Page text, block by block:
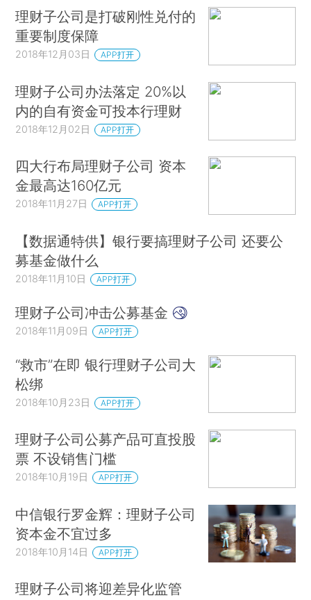
理财子公司是打破刚性兑付的
重要制度保障
2018年12月03日 APP打开
理财子公司办法落定 20%以
内的自有资金可投本行理财
2018年12月02日 APP打开
四大行布局理财子公司 资本
金最高达160亿元
2018年11月27日 APP打开
【数据通特供】银行要搞理财子公司 还要公
募基金做什么
2018年11月10日 APP打开
理财子公司冲击公募基金
2018年11月09日 APP打开
“救市”在即 银行理财子公司大
松绑
2018年10月23日 APP打开
理财子公司公募产品可直投股
票 不设销售门槛
2018年10月19日 APP打开
中信银行罗金辉：理财子公司
资本金不宜过多
2018年10月14日 APP打开
理财子公司将迎差异化监管